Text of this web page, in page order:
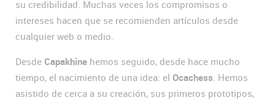
su credibilidad. Muchas veces los compromisos o
intereses hacen que se recomienden artículos desde
cualquier web o medio.
Desde Capakhine hemos seguido, desde hace mucho
tiempo, el nacimiento de una idea: el Ocachess . Hemos
asistido de cerca a su creación, sus primeros prototipos,